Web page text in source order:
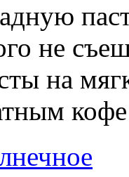
не
на